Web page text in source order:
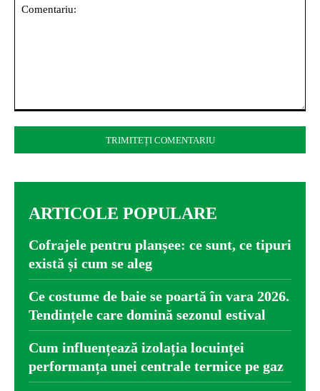
ARTICOLE POPULARE
Cofrajele pentru planșee: ce sunt, ce tipuri
există și cum se aleg
Ce costume de baie se poartă în vara 2026.
Tendințele care domină sezonul estival
Cum influențează izolația locuinței
performanța unei centrale termice pe gaz